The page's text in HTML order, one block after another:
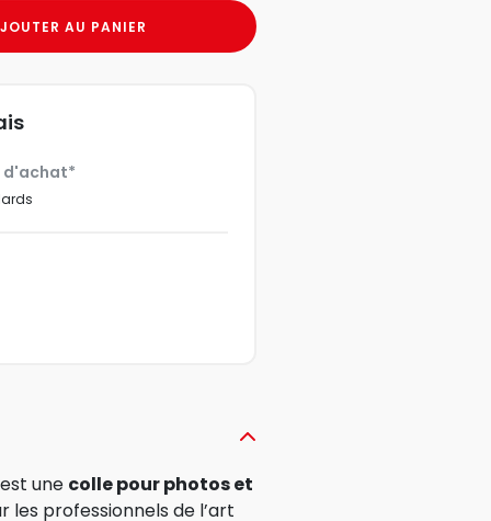
AU PANIER
d'achat*
une colle pour photos et
les professionnels de l’art